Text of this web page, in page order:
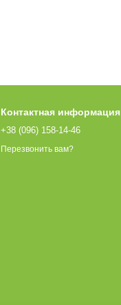
Контактная информация
+38 (096) 158-14-46
Перезвонить вам?